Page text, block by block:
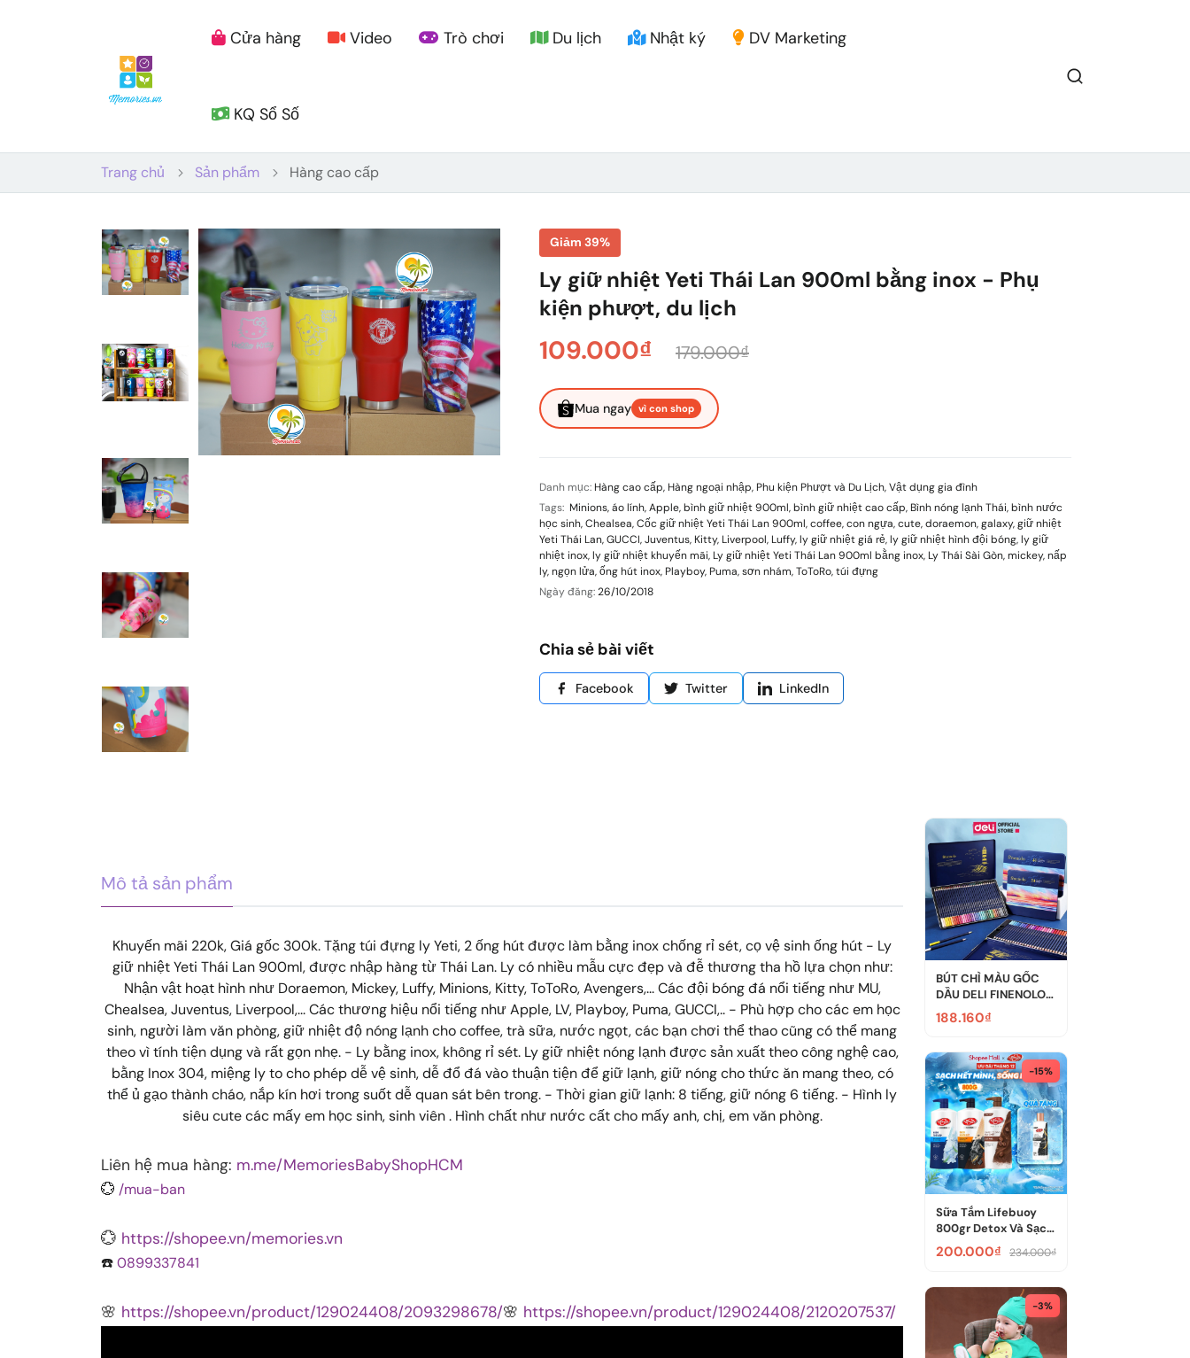
Cửa hàng Video Trò chơi Du lịch Nhật ký DV Marketing
KQ Sổ Số
Trang chủ Sản phẩm Hàng cao cấp
Giảm 39%
Ly giữ nhiệt Yeti Thái Lan 900ml bằng inox - Phụ
kiện phượt, du lịch
109.000₫ 179.000₫
Mua ngay vì con shop
Danh mục: Hàng cao cấp, Hàng ngoại nhập, Phu kiện Phượt và Du Lịch,Vật dụng gia đình
Tags: Minions,áo lính,Apple,bình giữ nhiệt 900ml,bình giữ nhiệt cao cấp, Bình nóng lạnh Thái,bình nước
học sinh,Chealsea,Cốc giữ nhiệt Yeti Thái Lan 900ml,coffee,con ngựa,cute,doraemon,galaxy,giữ nhiệt
Yeti Thái Lan,GUCCI,Juventus, Kitty, Liverpool, Luffy,ly giữ nhiệt giá rẻ,ly giữ nhiệt hình đội bóng,ly giữ
nhiệt inox,ly giữ nhiệt khuyến mãi, Ly giữ nhiệt Yeti Thái Lan 900ml bằng inox, Ly Thái Sài Gòn,mickey,nấp
ly,ngọn lửa,ống hút inox, Playboy, Puma,sơn nhám,ToToRo,túi đựng
Ngày đăng:26/10/2018
Chia sẻ bài viết
Facebook Twitter LinkedIn
Mô tả sản phẩm
Khuyến mãi 220k, Giá gốc 300k. Tặng túi đựng ly Yeti, 2 ống hút được làm bằng inox chống rỉ sét, cọ vệ sinh ống hút - Ly
giữ nhiệt Yeti Thái Lan 900ml, được nhập hàng từ Thái Lan. Ly có nhiều mẫu cực đẹp và đễ thương tha hồ lựa chọn như:
Nhận vật hoạt hình như Doraemon, Mickey, Luffy, Minions, Kitty, ToToRo, Avengers,... Các đội bóng đá nổi tiếng như MU,
Chealsea, Juventus, Liverpool,... Các thương hiệu nổi tiếng như Apple, LV, Playboy, Puma, GUCCI,.. - Phù hợp cho các em học
sinh, người làm văn phòng, giữ nhiệt độ nóng lạnh cho coffee, trà sữa, nước ngọt, các bạn chơi thể thao cũng có thể mang
theo vì tính tiện dụng và rất gọn nhẹ. - Ly bằng inox, không rỉ sét. Ly giữ nhiệt nóng lạnh được sản xuất theo công nghệ cao,
bằng Inox 304, miệng ly to cho phép dễ vệ sinh, dễ đổ đá vào thuận tiện để giữ lạnh, giữ nóng cho thức ăn mang theo, có
thể ủ gạo thành cháo, nắp kín hơi trong suốt dễ quan sát bên trong. - Thời gian giữ lạnh: 8 tiếng, giữ nóng 6 tiếng. - Hình ly
siêu cute các mấy em học sinh, sinh viên . Hình chất như nước cất cho mấy anh, chị, em văn phòng.
Liên hệ mua hàng: m.me/MemoriesBabyShopHCM
💮 /mua-ban
💮 https://shopee.vn/memories.vn
☎️0899337841
🌸 https://shopee.vn/product/129024408/2093298678/🌸 https://shopee.vn/product/129024408/2120207537/
BÚT CHÌ MÀU GỐC
DẦU DELI FINENOLO
HỘP THIẾC E...
188.160₫
-15%
Sữa Tắm Lifebuoy
800gr Detox Và Sạch
Sâu Khỏi...
200.000₫ 234.000₫
-3%